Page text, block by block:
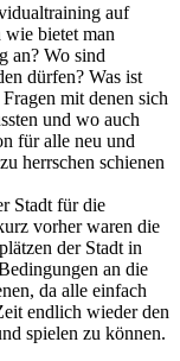
auf
bietet man
an? Wo sind
dürfen? Was ist
mit denen sich
und wo auch
für alle neu und
herrschen schienen
Stadt für die
vorher waren die
der Stadt in
an die
da alle einfach
endlich wieder den
spielen zu können.